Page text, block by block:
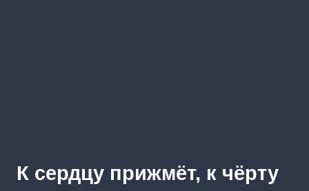
К сердцу прижмёт, к чёрту